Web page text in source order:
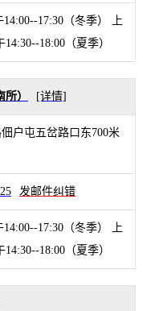
14:00--17:30（冬季） 上
18:00（夏季）
） [详情]
户屯五岔路口东700米
发邮件纠错
14:00--17:30（冬季） 上
18:00（夏季）